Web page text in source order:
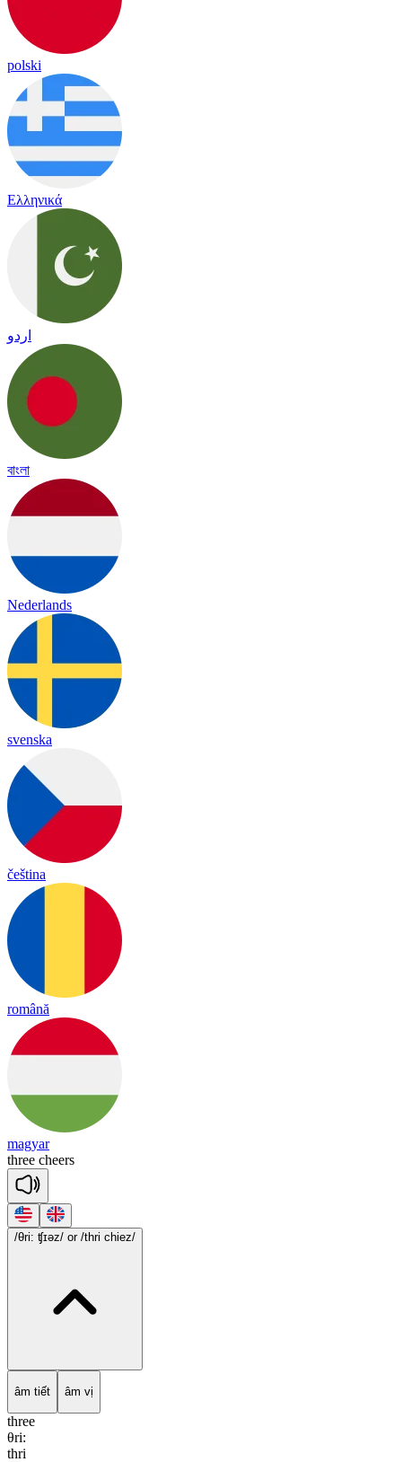
polski
Ελληνικά
اردو
বাংলা
Nederlands
svenska
čeština
română
magyar
three cheers
/θri: ʧɪəz/ or /thri chiez/
âm tiết âm vị
three
θri:
thri